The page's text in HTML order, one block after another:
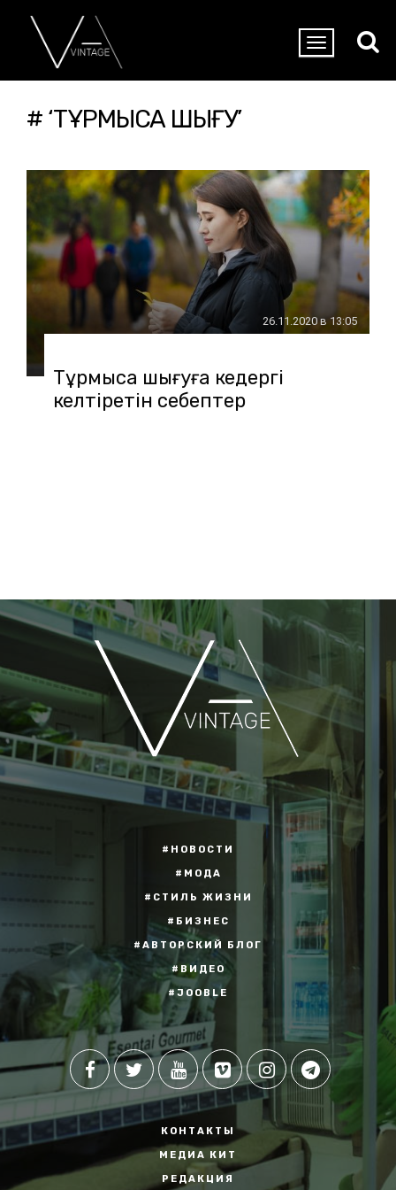
# ‘ТҰРМЫСҚА ШЫҒУ’
26.11.2020 в 13:05
Тұрмысқа шығуға кедергі
келтіретін себептер
#НОВОСТИ
#МОДА
#СТИЛЬ ЖИЗНИ
#БИЗНЕС
#АВТОРСКИЙ БЛОГ
#ВИДЕО
#JOOBLE
КОНТАКТЫ
МЕДИА КИТ
РЕДАКЦИЯ